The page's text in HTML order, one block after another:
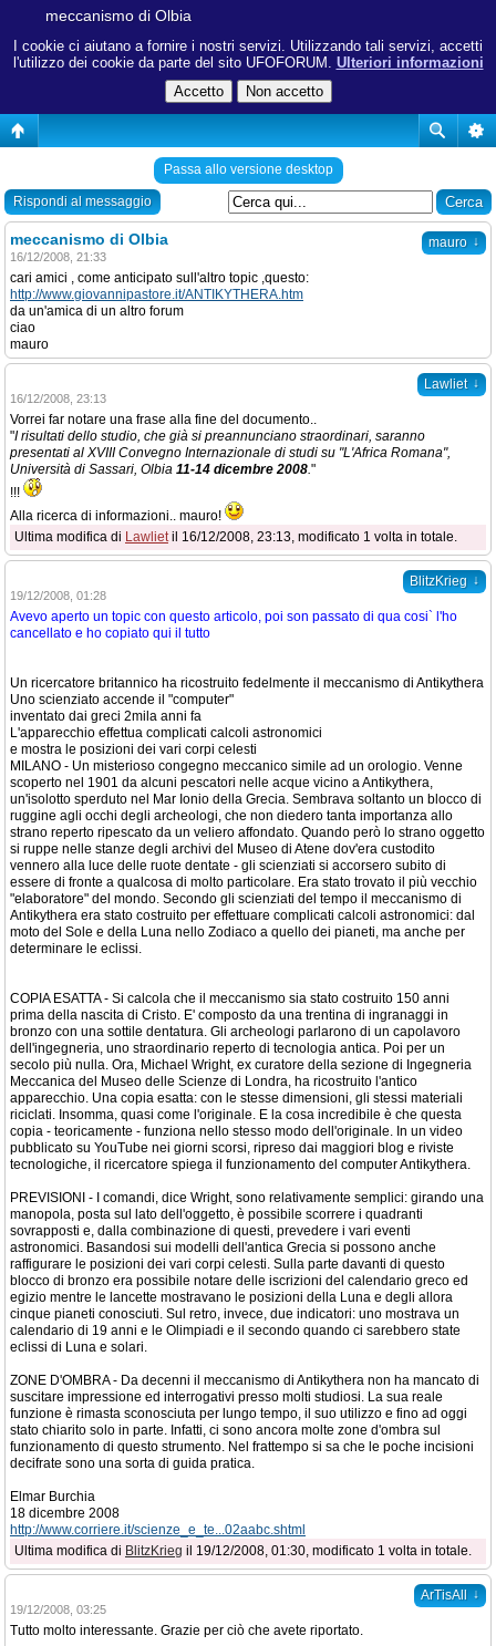
I cookie ci aiutano a fornire i nostri servizi. Utilizzando tali servizi, accetti
l'utilizzo dei cookie da parte del sito UFOFORUM. Ulteriori informazioni
meccanismo di Olbia
Passa allo versione desktop
Rispondi al messaggio
mauro ↓
meccanismo di Olbia
16/12/2008, 21:33
cari amici , come anticipato sull'altro topic ,questo:
http://www.giovannipastore.it/ANTIKYTHERA.htm
da un'amica di un altro forum
ciao
mauro
Lawliet ↓
16/12/2008, 23:13
Vorrei far notare una frase alla fine del documento..
"I risultati dello studio, che già si preannunciano straordinari, saranno
presentati al XVIII Convegno Internazionale di studi su "L'Africa Romana",
Università di Sassari, Olbia 11-14 dicembre 2008."
!!!
Alla ricerca di informazioni.. mauro!
Ultima modifica di Lawlietil 16/12/2008, 23:13, modificato 1 volta in totale.
BlitzKrieg ↓
19/12/2008, 01:28
Avevo aperto un topic con questo articolo, poi son passato di qua cosi` l'ho
cancellato e ho copiato qui il tutto
Un ricercatore britannico ha ricostruito fedelmente il meccanismo di Antikythera
Uno scienziato accende il "computer"
inventato dai greci 2mila anni fa
L'apparecchio effettua complicati calcoli astronomici
e mostra le posizioni dei vari corpi celesti
MILANO - Un misterioso congegno meccanico simile ad un orologio. Venne
scoperto nel 1901 da alcuni pescatori nelle acque vicino a Antikythera,
un'isolotto sperduto nel Mar Ionio della Grecia. Sembrava soltanto un blocco di
ruggine agli occhi degli archeologi, che non diedero tanta importanza allo
strano reperto ripescato da un veliero affondato. Quando però lo strano oggetto
si ruppe nelle stanze degli archivi del Museo di Atene dov'era custodito
vennero alla luce delle ruote dentate - gli scienziati si accorsero subito di
essere di fronte a qualcosa di molto particolare. Era stato trovato il più vecchio
"elaboratore" del mondo. Secondo gli scienziati del tempo il meccanismo di
Antikythera era stato costruito per effettuare complicati calcoli astronomici: dal
moto del Sole e della Luna nello Zodiaco a quello dei pianeti, ma anche per
determinare le eclissi.
COPIA ESATTA - Si calcola che il meccanismo sia stato costruito 150 anni
prima della nascita di Cristo. E' composto da una trentina di ingranaggi in
bronzo con una sottile dentatura. Gli archeologi parlarono di un capolavoro
dell'ingegneria, uno straordinario reperto di tecnologia antica. Poi per un
secolo più nulla. Ora, Michael Wright, ex curatore della sezione di Ingegneria
Meccanica del Museo delle Scienze di Londra, ha ricostruito l'antico
apparecchio. Una copia esatta: con le stesse dimensioni, gli stessi materiali
riciclati. Insomma, quasi come l'originale. E la cosa incredibile è che questa
copia - teoricamente - funziona nello stesso modo dell'originale. In un video
pubblicato su YouTube nei giorni scorsi, ripreso dai maggiori blog e riviste
tecnologiche, il ricercatore spiega il funzionamento del computer Antikythera.
PREVISIONI - I comandi, dice Wright, sono relativamente semplici: girando una
manopola, posta sul lato dell'oggetto, è possibile scorrere i quadranti
sovrapposti e, dalla combinazione di questi, prevedere i vari eventi
astronomici. Basandosi sui modelli dell'antica Grecia si possono anche
raffigurare le posizioni dei vari corpi celesti. Sulla parte davanti di questo
blocco di bronzo era possibile notare delle iscrizioni del calendario greco ed
egizio mentre le lancette mostravano le posizioni della Luna e degli allora
cinque pianeti conosciuti. Sul retro, invece, due indicatori: uno mostrava un
calendario di 19 anni e le Olimpiadi e il secondo quando ci sarebbero state
eclissi di Luna e solari.
ZONE D'OMBRA - Da decenni il meccanismo di Antikythera non ha mancato di
suscitare impressione ed interrogativi presso molti studiosi. La sua reale
funzione è rimasta sconosciuta per lungo tempo, il suo utilizzo e fino ad oggi
stato chiarito solo in parte. Infatti, ci sono ancora molte zone d'ombra sul
funzionamento di questo strumento. Nel frattempo si sa che le poche incisioni
decifrate sono una sorta di guida pratica.
Elmar Burchia
18 dicembre 2008
http://www.corriere.it/scienze_e_te...02aabc.shtml
Ultima modifica di BlitzKrieg il 19/12/2008, 01:30, modificato 1 volta in totale.
ArTisAll ↓
19/12/2008, 03:25
Tutto molto interessante. Grazie per ciò che avete riportato.